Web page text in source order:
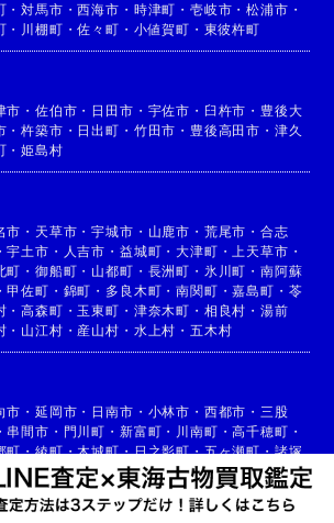
・対馬市 ・西海市 ・ 時津町 ・ 壱岐市 ・松浦市 ・
・ 川棚町 ・佐々町 ・ 小値賀町 ・ 東彼杵町
市 ・佐伯市 ・ 日田市 ・ 宇佐市 ・ 臼杵市 ・ 豊後大
・杵築市 ・ 日出町 ・ 竹田市 ・ 豊後高田市 ・ 津久
・姫島村
市 ・ 天草市 ・宇城市 ・ 山鹿市 ・ 荒尾市 ・ 合志
・宇土市 ・ 人吉市 ・ 益城町 ・大津町 ・ 上天草市 ・
町 ・御船町 ・ 山都町 ・ 長洲町 ・ 氷川町 ・ 南阿蘇
・甲佐町 ・ 錦町 ・ 多良木町 ・南関町 ・嘉島町 ・ 苓
・高森町 ・ 玉東町 ・ 津奈木町 ・ 相良村 ・ 湯前
・ 山江村 ・ 産山村 ・ 水上村 ・ 五木村
市 ・延岡市 ・ 日南市 ・ 小林市 ・ 西都市 ・ 三股
・ 串間市 ・ 門川町 ・ 新富町 ・ 川南町 ・高千穂町 ・
町・綾町・木城町・日之影町・五ヶ瀬町・諸塚